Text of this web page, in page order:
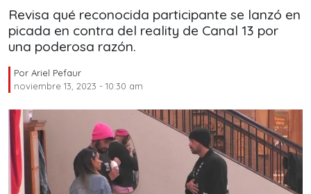
Revisa qué reconocida participante se lanzó en
picada en contra del reality de Canal 13 por
una poderosa razón.
Por Ariel Pefaur
noviembre 13, 2023 - 10:30 am